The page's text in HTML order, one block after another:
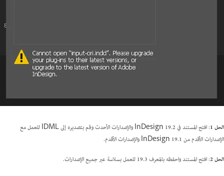
الحل 1
: افتح المستند في InDesign 19.2 والإصدارات الأحدث وقم بتصديره إلى IDML للعمل مع
الإصدارات الأقدم من InDesign 19.1 والإصدارات الأقدم.
الحل 2 : افتح المستند واحفظه بالمعرف 19.3 للعمل بسلاسة عبر جميع الإصدارات.